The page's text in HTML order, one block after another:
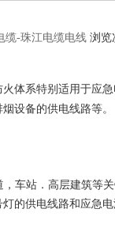
缆-珠江电缆电线 浏览
体系特别适用于应
设备的供电线路等。
车站．高层建筑等
的供电线路和应急